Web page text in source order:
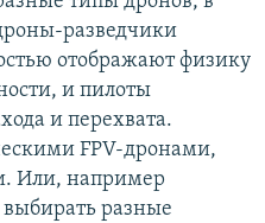
разведчики
отображают физику
и пилоты
и перехвата.
FPV-дронами,
Или, например
разные